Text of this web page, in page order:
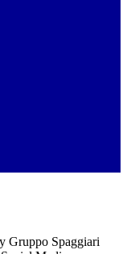
Gruppo Spaggiari